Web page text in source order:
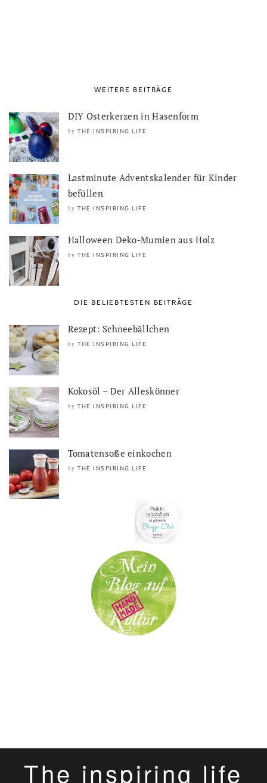
WEITERE BEITRÄGE
DIY Osterkerzen in Hasenform
by THE INSPIRING LIFE
Lastminute Adventskalender für Kinder
befüllen
by THE INSPIRING LIFE
Halloween Deko-Mumien aus Holz
by THE INSPIRING LIFE
DIE BELIEBTESTEN BEITRÄGE
Rezept: Schneebällchen
by THE INSPIRING LIFE
Kokosöl – Der Alleskönner
by THE INSPIRING LIFE
Tomatensoße einkochen
by THE INSPIRING LIFE
The inspiring life